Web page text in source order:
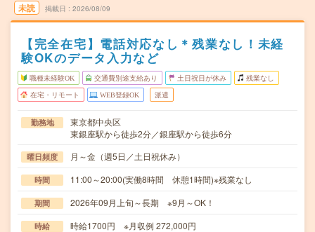
未読 掲載日 2026/08/09
【完全在宅】電話対応なし＊残業なし！未経
験OKのデータ入力など
職種未経験OK 交通費別途支給あり 土日祝日が休み 残業なし
在宅・リモート WEB登録OK 派遣
勤務地
東京都中央区
東銀座駅から徒歩2分／銀座駅から徒歩6分
曜日頻度 月～金（週5日／土日祝休み）
時間 11:00～20:00(実働8時間 休憩1時間)※残業なし
期間 2026年09月上旬～長期 ※9月～OK！
時給 時給1700円 ※月収例 272,000円